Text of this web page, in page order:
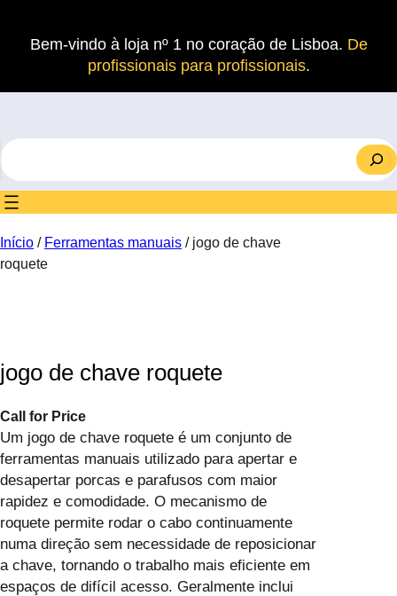
Bem-vindo à loja nº 1 no coração de Lisboa. De
profissionais para profissionais.
S
e
a
r
h
Início / Ferramentas manuais / jogo de chave
roquete
jogo de chave roquete
Call for Price
Um jogo de chave roquete é um conjunto de
ferramentas manuais utilizado para apertar e
desapertar porcas e parafusos com maior
rapidez e comodidade. O mecanismo de
roquete permite rodar o cabo continuamente
numa direção sem necessidade de reposicionar
a chave, tornando o trabalho mais eficiente em
espaços de difícil acesso. Geralmente inclui